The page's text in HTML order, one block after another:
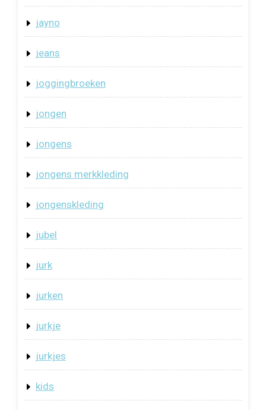
jayno
jeans
joggingbroeken
jongen
jongens
jongens merkkleding
jongenskleding
jubel
jurk
jurken
jurkje
jurkjes
kids